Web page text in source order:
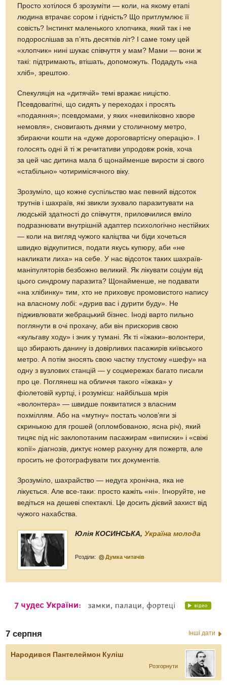
Просто хотілося б зрозуміти — коли, на якому етапі
людина втрачає сором і гідність? Що притлумлює її
совість? Інстинкт маленького хлопчика, який так і не
подорослішав за п’ять десятків літ? І саме тому цей
«хлопчик» нині шукає співчуття у мам? Мами — вони ж
такі: підтримають, втішать, допоможуть. Подадуть «на
хліб», зрештою.
Спекуляція на «дитячій» темі вражає ницістю.
Псевдовагітні, що сидять у переходах і просять
«подаяння»; псевдомами, у яких «невиліковно хворе
немовля», сновигають днями у столичному метро,
збираючи кошти на «дуже дороговартісну операцію». І
голосять одні й ті ж речитативи упродовж років, хоча
за цей час дитина мала б щонайменше вирости зі свого
«стабільно» чотиримісячного віку.
Зрозуміло, що кожне суспільство має певний відсоток
трутнів і шахраїв, які звикли зухвало паразитувати на
людській здатності до співчуття, приловчилися вміло
подразнювати внутрішній адаптер психологічно нестійких
— коли на вигляд чужого каліцтва чи біди хочеться
швидко відкупитися, подати якусь купюру, аби «не
накликати лиха» на себе. У нас відсоток таких шахраїв-
маніпуляторів безбожно великий. Як лікувати соціум від
цього синдрому паразита? Щонайменше, не подавати
«на хлібинку» тим, хто не приховує промовистого напису
на власному лобі: «дурив вас і дурити буду». Не
підживлювати жебрацький бізнес. Іноді варто пильно
поглянути в очі прохачу, аби він прискорив свою
«кульгаву ходу» і зник у тумані. Як ті «їжаки»-волонтери,
що збирають данину із довірливих пасажирів київського
метро. А потім зносять свою частку тлустому «шефу» на
одну з вузлових станцій — у соцмережах багато писали
про це. Поглянеш на обличчя такого «їжака» у
фіолетовій куртці, і розумієш: найбільша мрія
«волонтера» — швидше поквитатися з власним
похміллям. Або на «мутну» постать чолов’яги зі
скринькою для грошей (опломбованою, ясна річ), який
тицяє під ніс заклопотаним пасажирам «виписки» і «свіжі
копії» діагнозів, диктує номер рахунку для пожертв, але
просить не фотографувати тих документів.
Зрозуміло, шахрайство — недуга хронічна, яка не
лікується. Але все-таки: просто кажіть «ні». Ігноруйте, не
ведіться на дешеві спектаклі. Це досить дієвий захист від
чужого нахабства.
Юлія КОСИНСЬКА,Україна молода
Розділи: Думка читачів
7 серпня Інші дати
Народився Пантелеймон Куліш
Розгорнути